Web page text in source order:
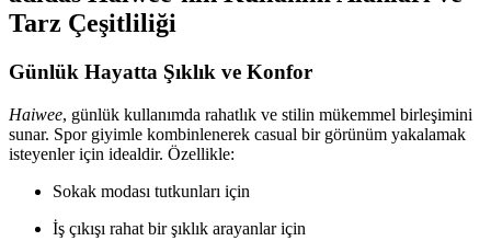
Tarz Çeşitliliği
Günlük Hayatta Şıklık ve Konfor
Haiwee, günlük kullanımda rahatlık ve stilin mükemmel birleşimini
sunar. Spor giyimle kombinlenerek casual bir görünüm yakalamak
isteyenler için idealdir. Özellikle:
Sokak modası tutkunları için
İş çıkışı rahat bir şıklık arayanlar için